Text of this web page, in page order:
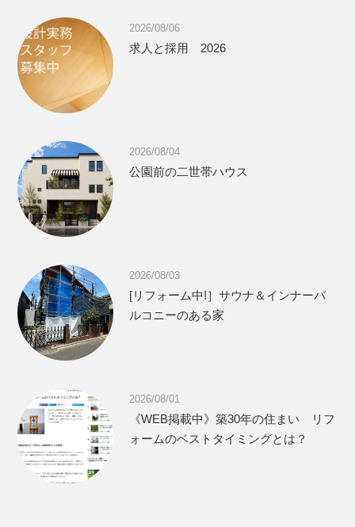
2026/08/06
求人と採用 2026
2026/08/04
公園前の二世帯ハウス
2026/08/03
[リフォーム中!］サウナ＆インナーバ
ルコニーのある家
2026/08/01
《WEB掲載中》築30年の住まい リフ
ォームのベストタイミングとは？